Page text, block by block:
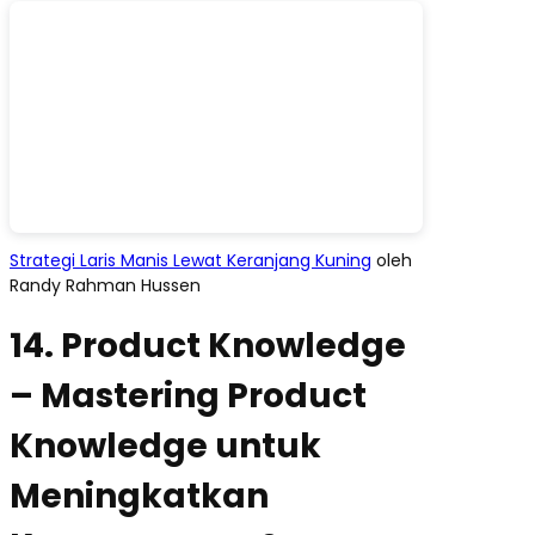
Strategi Laris Manis Lewat Keranjang Kuning oleh
Randy Rahman Hussen
14. Product Knowledge
– Mastering Product
Knowledge untuk
Meningkatkan